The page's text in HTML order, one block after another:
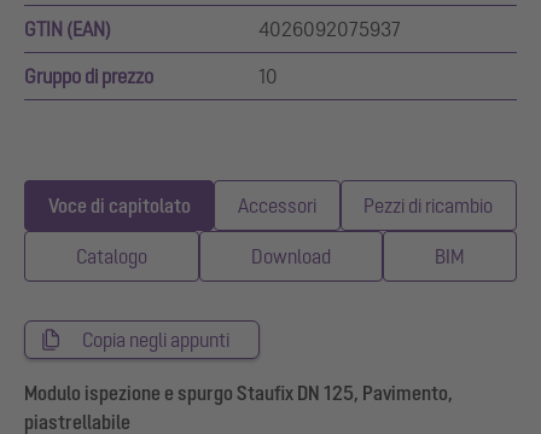
GTIN (EAN) 4026092075937
Gruppo di prezzo 10
Voce di capitolato Accessori Pezzi di ricambio
Catalogo Download BIM
Copia negli appunti
Modulo ispezione e spurgo Staufix DN 125, Pavimento,
piastrellabile